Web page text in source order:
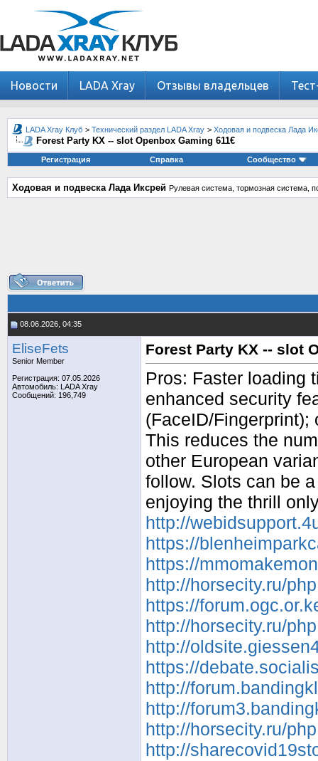
Новости LADA Xray Отзывы владельцев
LADA Xray Клуб > Технический раздел LADA Xray > Ходовая и подвеска Лада
Forest Party KX -- slot Openbox Gaming 611€
Регистрация Справка Сообщество
Ходовая и подвеска Лада Иксрей Рулевая система, тормозная система,
08.06.2026, 04:35
EliseFets
Senior Member
Регистрация: 07.05.2026
Автомобиль: LADA Xray
Сообщений: 196,749
Forest Party KX -- slot
Pros: Faster loading
enhanced security
(FaceID/
This reduces the
other European
follow. Slots can be
enjoying the thrill
http://
https://
https://
http://horsecity.ru/
https://
http://horsecity.ru/
http://
https://
http://
http://
http://horsecity.ru/
http://